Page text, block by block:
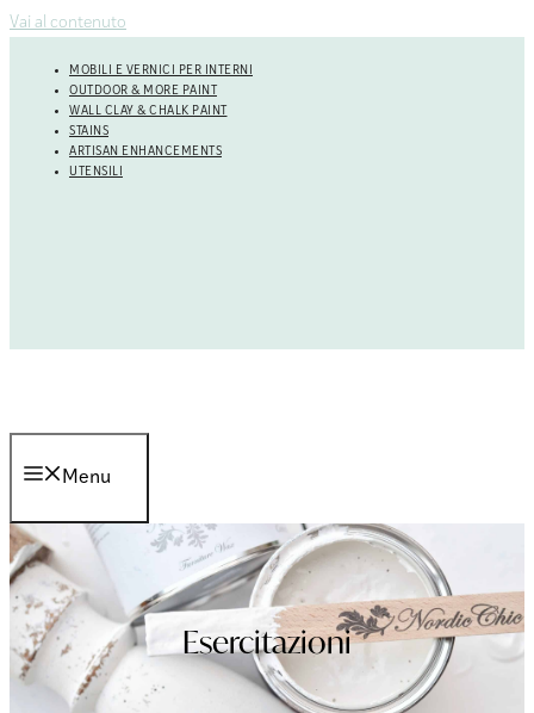
Vai al contenuto
MOBILI E VERNICI PER INTERNI
OUTDOOR & MORE PAINT
WALL CLAY & CHALK PAINT
STAINS
ARTISAN ENHANCEMENTS
UTENSILI
Menu
Esercitazioni